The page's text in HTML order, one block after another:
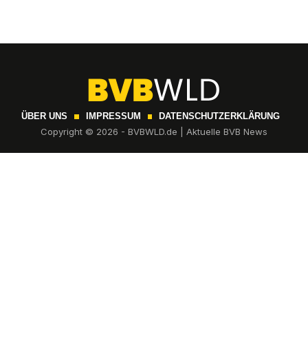
ÜBER UNS IMPRESSUM DATENSCHUTZERKLÄRUNG
Copyright © 2026 - BVBWLD.de | Aktuelle BVB News